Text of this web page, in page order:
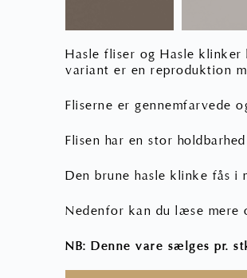
Hasle fliser og Hasle
variant er en reproduktion
Fliserne er gennemfarvede
Flisen har en stor
Den brune hasle klinke fås i
Nedenfor kan du læse mere
NB: Denne vare sælges pr.